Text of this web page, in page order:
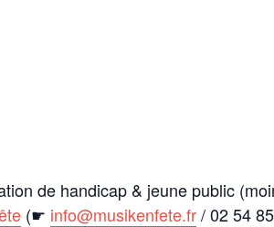
de handicap & jeune public
(☛ info@musikenfete.fr/ 02 54